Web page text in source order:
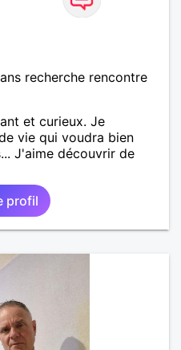
recherche rencontre
et curieux. Je
vie qui voudra bien
J'aime découvrir de
profil